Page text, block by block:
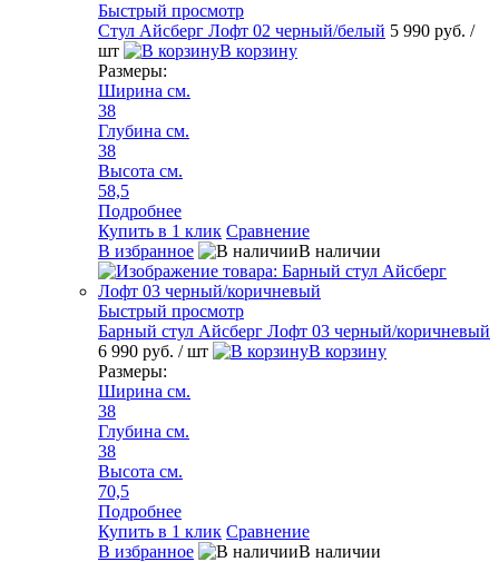
Быстрый просмотр
Стул Айсберг Лофт 02 черный/белый 5 990 руб. /
шт
В корзину
Размеры:
Ширина см.
38
Глубина см.
38
Высота см.
58,5
Подробнее
Купить в 1 клик Сравнение
В избранное
В наличии
Быстрый просмотр
Барный стул Айсберг Лофт 03 черный/коричневый
6 990 руб. / шт
В корзину
Размеры:
Ширина см.
38
Глубина см.
38
Высота см.
70,5
Подробнее
Купить в 1 клик Сравнение
В избранное
В наличии